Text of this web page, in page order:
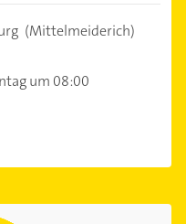
(Mittelmeiderich)
um 08:00